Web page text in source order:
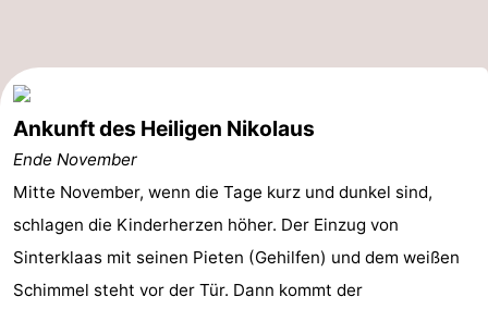
Ankunft des Heiligen Nikolaus
Ende November
Mitte November, wenn die Tage kurz und dunkel sind,
schlagen die Kinderherzen höher. Der Einzug von
Sinterklaas mit seinen Pieten (Gehilfen) und dem weißen
Schimmel steht vor der Tür. Dann kommt der